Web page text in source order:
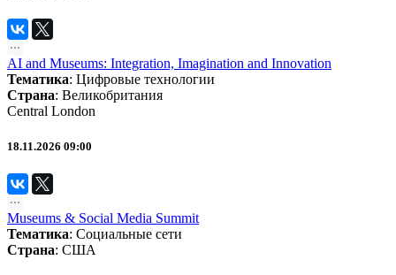
AI and Museums: Integration, Imagination and Innovation
Тематика: Цифровые технологии
Страна: Великобритания
Central London
18.11.2026 09:00
Museums & Social Media Summit
Тематика: Социальные сети
Страна: США